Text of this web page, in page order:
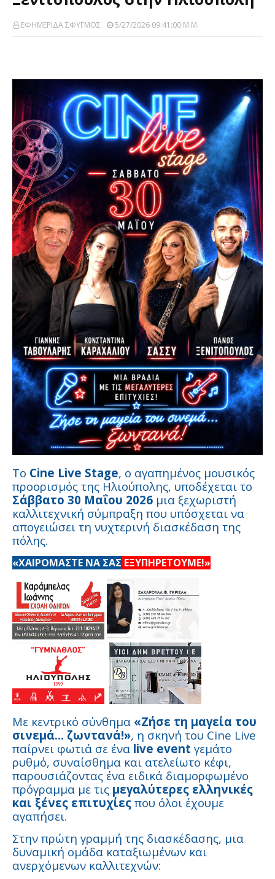
ΕΦΗΜΕΡΙΔΑ ΣΦΥΓΜΟΣ 5/27/2026 09:41:00 Μ.μ.
Το Cine Live Stage, ο αγαπημένος μουσικός
προορισμός της Ηλιούπολης, υποδέχεται το
Σάββατο 30 Μαΐου 2026 μια ξεχωριστή
καλλιτεχνική σύμπραξη που υπόσχεται να
απογειώσει τη νυχτερινή διασκέδαση της
πόλης.
«ΧΑΙΡΟΜΑΣΤΕ ΝΑ ΣΑΣ ΕΞΥΠΗΡΕΤΟΥΜΕ!»
Με κεντρικό σύνθημα «Ζήσε τη μαγεία του
σινεμά... ζωντανά!», η σκηνή του Cine Live
παίρνει φωτιά σε ένα live event γεμάτο
ρυθμό, συναίσθημα και ατελείωτο κέφι,
παρουσιάζοντας ένα ειδικά διαμορφωμένο
πρόγραμμα με τις μεγαλύτερες ελληνικές
και ξένες επιτυχίες που όλοι έχουμε
αγαπήσει.
Στην πρώτη γραμμή της διασκέδασης, μια
δυναμική ομάδα καταξιωμένων και
ανερχόμενων καλλιτεχνών: